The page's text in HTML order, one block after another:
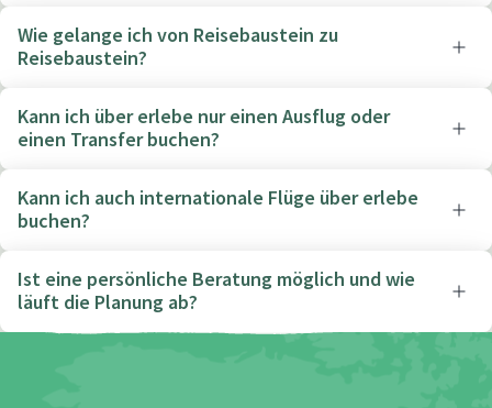
Wie gelange ich von Reisebaustein zu
Reisebaustein?
Kann ich über erlebe nur einen Ausflug oder
einen Transfer buchen?
Kann ich auch internationale Flüge über erlebe
buchen?
Ist eine persönliche Beratung möglich und wie
läuft die Planung ab?